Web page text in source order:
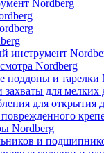
Nordberg
инструмент
Nordberg
поддоны и тарелки
для мелких
для открытия
Nordberg
и